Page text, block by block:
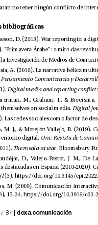
doxa.comunicación
8. Referencias bibliográcas
Bennett, D. (2013).
journalists stage themselves on social media.
Carruthers, S. (2011).
e media at war
31